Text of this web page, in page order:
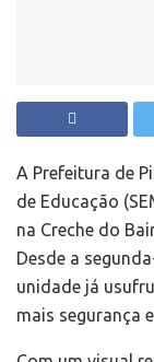
A Prefeitura de
de Educação
na Creche do
Desde a
unidade já
mais segurança